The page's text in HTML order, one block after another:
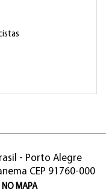
- Porto Alegre
CEP 91760-000
MAPA